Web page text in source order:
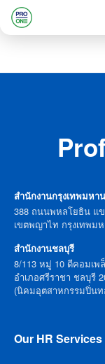
Skip
สำนักงานกรุงเทพมหา
388 ถนนพหลโยธิน แข
เขตพญาไท กรุงเทพม
สำนักงานชลบุรี
8/113 หมู่ 10 ดีคอมเ
อำเภอศรีราชา ชลบุรี
(นิคมอุตสาหกรรมปิ่นท
Our HR Services